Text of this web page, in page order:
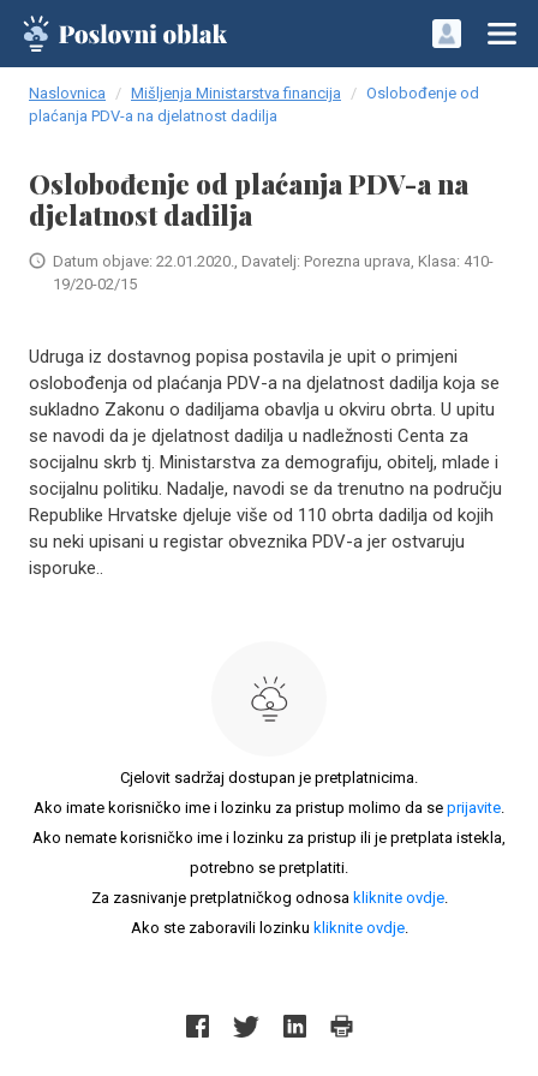
Naslovnica Mišljenja Ministarstva financija
Oslobođenje od
plaćanja PDV-a na djelatnost dadilja
Oslobođenje od plaćanja PDV-a na
djelatnost dadilja
Datum objave: 22.01.2020., Davatelj: Porezna uprava, Klasa: 410-
19/20-02/15
Udruga iz dostavnog popisa postavila je upit o primjeni
oslobođenja od plaćanja PDV-a na djelatnost dadilja koja se
sukladno Zakonu o dadiljama obavlja u okviru obrta. U upitu
se navodi da je djelatnost dadilja u nadležnosti Centa za
socijalnu skrb tj. Ministarstva za demografiju, obitelj, mlade i
socijalnu politiku. Nadalje, navodi se da trenutno na području
Republike Hrvatske djeluje više od 110 obrta dadilja od kojih
su neki upisani u registar obveznika PDV-a jer ostvaruju
isporuke..
Cjelovit sadržaj dostupan je pretplatnicima.
Ako imate korisničko ime i lozinku za pristup molimo da se prijavite.
Ako nemate korisničko ime i lozinku za pristup ili je pretplata istekla,
potrebno se pretplatiti.
Za zasnivanje pretplatničkog odnosa kliknite ovdje.
Ako ste zaboravili lozinku kliknite ovdje.